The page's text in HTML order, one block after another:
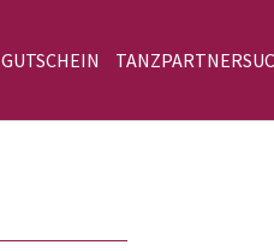
GUTSCHEIN